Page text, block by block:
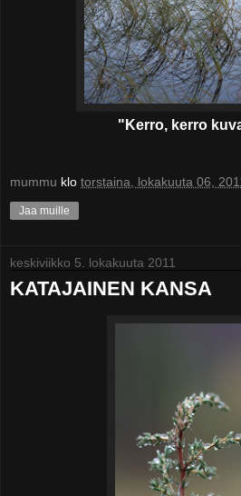
"Kerro, kerro
mummu klo torstaina, lokakuuta 06,
Jaa muille
keskiviikko 5. lokakuuta 2011
KATAJAINEN KANSA